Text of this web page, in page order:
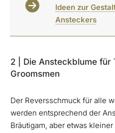
Ideen zur
Ansteckers
2 | Die Ansteckblume für
Groomsmen
Der Reversschmuck für alle
werden entsprechend der
Bräutigam, aber etwas kleiner